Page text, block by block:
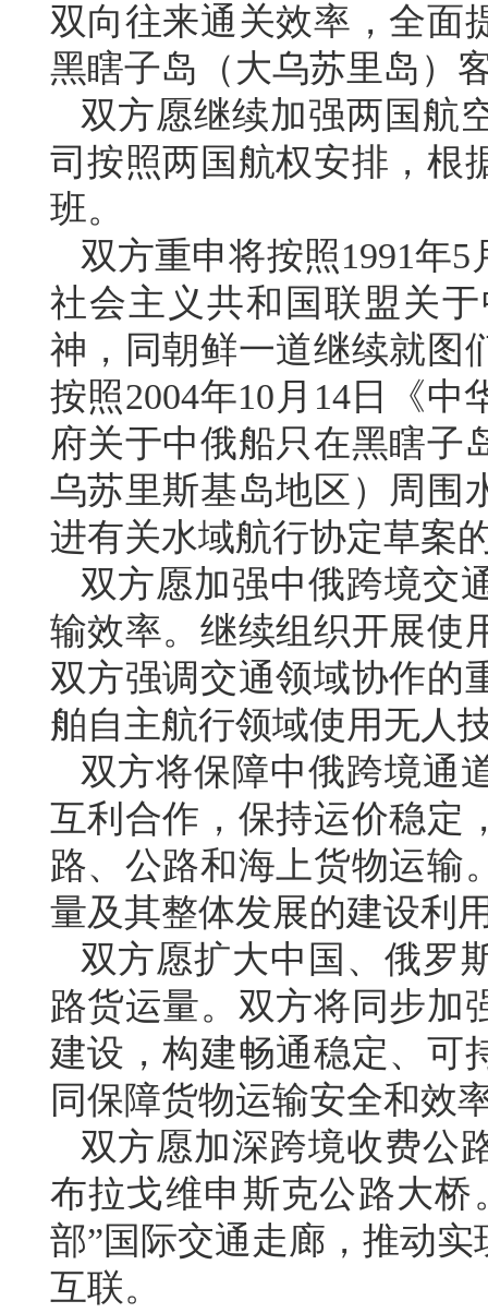
双向往来通关效率，全面
黑瞎子岛（大乌苏里岛）
双方愿继续加强两国航
司按照两国航权安排，根
班。
双方重申将按照1991年
社会主义共和国联盟关
神，同朝鲜一道继续就图
按照2004年10月14日《
府关于中俄船只在黑瞎子
乌苏里斯基岛地区）周围
进有关水域航行协定草案
双方愿加强中俄跨境交
输效率。继续组织开展使
双方强调交通领域协作的
舶自主航行领域使用无人
双方将保障中俄跨境通
互利合作，保持运价稳定
路、公路和海上货物运输
量及其整体发展的建设利
双方愿扩大中国、俄罗
路货运量。双方将同步加
建设，构建畅通稳定、可
同保障货物运输安全和效
双方愿加深跨境收费公
布拉戈维申斯克公路大
部”国际交通走廊，推动
互联。